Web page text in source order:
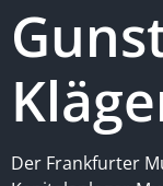
Der Frankfurter